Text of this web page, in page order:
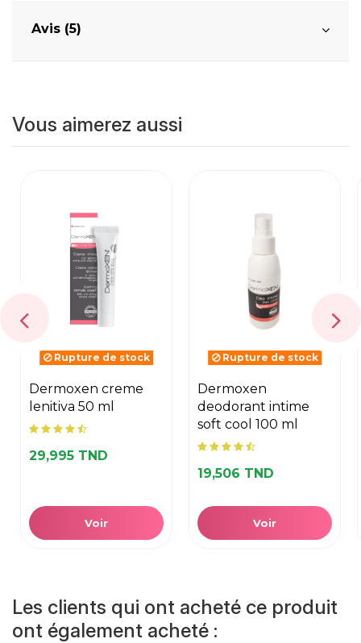
Avis (5)
Vous aimerez aussi
Rupture de stock
dermoxen creme
lenitiva 50 ml
29,995 TND
Voir
Rupture de stock
dermoxen
deodorant intime
soft cool 100 ml
19,506 TND
Voir
Les clients qui ont acheté ce produit
ont également acheté :